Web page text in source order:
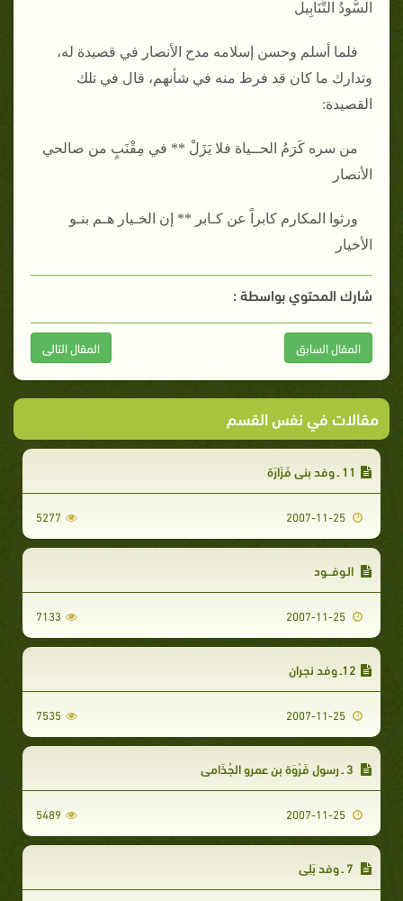
السُّودُ التَّنَابِيل
فلما أسلم وحسن إسلامه مدح الأنصار في قصيدة له،
وتدارك ما كان قد فرط منه في شأنهم، قال في تلك
القصيدة‏:‏
من سره كَرَمُ الحــياة فلا يَزَلْ ** في مِقْنَبٍ من صالحي
الأنصار
ورثوا المكارم كابراً عن كـابر ** إن الخـيار هـم بنـو
الأخيار
شارك المحتوي بواسطة :
المقال السابق المقال التالى
مقالات في نفس القسم
11 ـ وفد بني فَزَارَة‏
5277
الـوفـــود
7133
12ـ وفد نجران‏
7535
5489